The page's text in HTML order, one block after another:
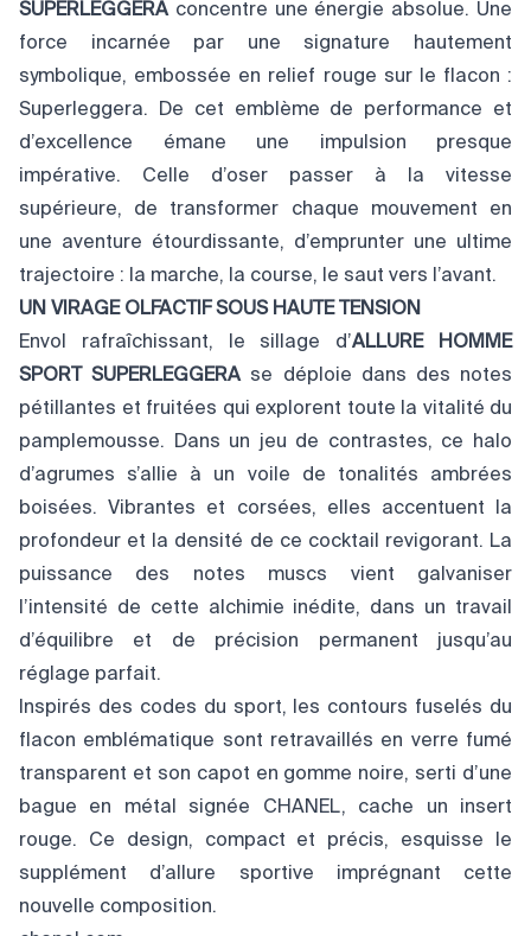
SUPERLEGGERA concentre une énergie absolue. Une
force incarnée par une signature hautement
symbolique, embossée en relief rouge sur le flacon :
Superleggera. De cet emblème de performance et
d’excellence émane une impulsion presque
impérative. Celle d’oser passer à la vitesse
supérieure, de transformer chaque mouvement en
une aventure étourdissante, d’emprunter une ultime
trajectoire : la marche, la course, le saut vers l’avant.
UN VIRAGE OLFACTIF SOUS HAUTE TENSION
Envol rafraîchissant, le sillage d’ALLURE HOMME
SPORT SUPERLEGGERA se déploie dans des notes
pétillantes et fruitées qui explorent toute la vitalité du
pamplemousse. Dans un jeu de contrastes, ce halo
d’agrumes s’allie à un voile de tonalités ambrées
boisées. Vibrantes et corsées, elles accentuent la
profondeur et la densité de ce cocktail revigorant. La
puissance des notes muscs vient galvaniser
l’intensité de cette alchimie inédite, dans un travail
d’équilibre et de précision permanent jusqu’au
réglage parfait.
Inspirés des codes du sport, les contours fuselés du
flacon emblématique sont retravaillés en verre fumé
transparent et son capot en gomme noire, serti d’une
bague en métal signée CHANEL, cache un insert
rouge. Ce design, compact et précis, esquisse le
supplément d’allure sportive imprégnant cette
nouvelle composition.